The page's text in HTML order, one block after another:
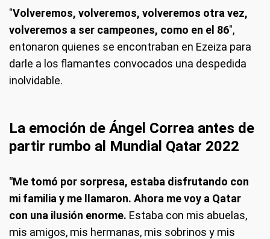
"Volveremos, volveremos, volveremos otra vez,
volveremos a ser campeones, como en el 86",
entonaron quienes se encontraban en Ezeiza para
darle a los flamantes convocados una despedida
inolvidable.
La emoción de Ángel Correa antes de
partir rumbo al Mundial Qatar 2022
"Me tomó por sorpresa, estaba disfrutando con
mi familia y me llamaron. Ahora me voy a Qatar
con una ilusión enorme. Estaba con mis abuelas,
mis amigos, mis hermanas, mis sobrinos y mis